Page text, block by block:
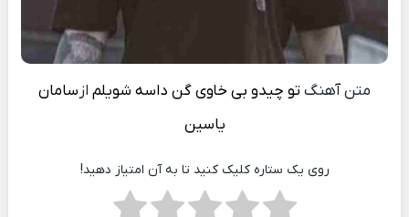
متن آهنگ تو چیدو بی خاوی گن داسه شویلم از سامان
یاسین
روی یک ستاره کلیک کنید تا به آن امتیاز دهید!